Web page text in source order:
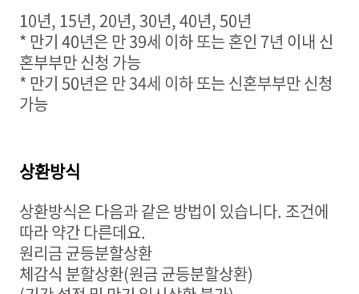
10년, 15년, 20년, 30년, 40년, 50년
* 만기 40년은만39세 이하또는 혼인 7년 이내 신
혼부부만 신청 가능
* 만기 50년은만34세 이하또는 신혼부부만 신청
가능
상환방식
상환방식은 다음과 같은 방법이 있습니다. 조건에
따라 약간 다른데요.
원리금 균등분할상환
체감식 분할상환(원금 균등분할상환)